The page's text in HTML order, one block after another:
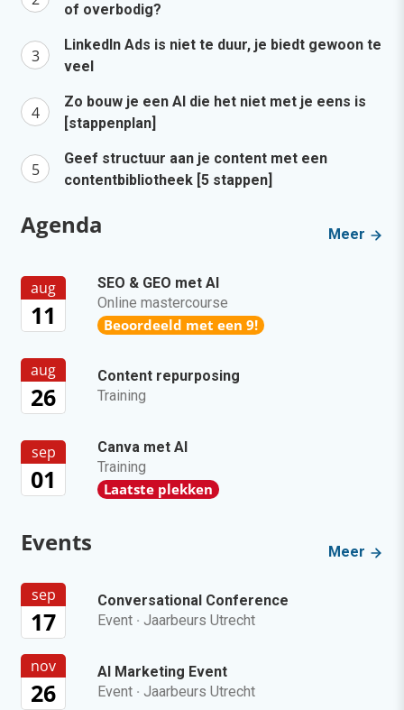
of overbodig?
LinkedIn Ads is niet te duur, je biedt gewoon te
veel
Zo bouw je een AI die het niet met je eens is
[stappenplan]
Geef structuur aan je content met een
contentbibliotheek [5 stappen]
Agenda Meer
aug
11
SEO & GEO met AI
Online mastercourse
Beoordeeld met een 9!
aug
26
Content repurposing
Training
sep
01
Canva met AI
Training
Laatste plekken
Events Meer
sep
17
Conversational Conference
Event · Jaarbeurs Utrecht
nov
26
AI Marketing Event
Event · Jaarbeurs Utrecht